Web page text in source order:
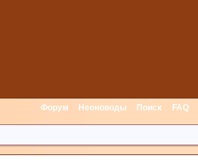
Форум Неоноводы Поиск FAQ